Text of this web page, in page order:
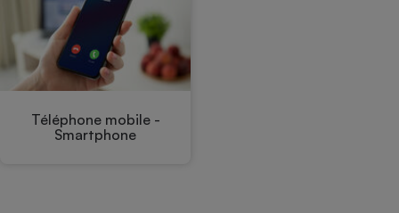
Téléphone mobile -
Smartphone